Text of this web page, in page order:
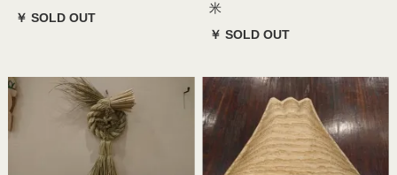
￥ SOLD OUT
米
￥ SOLD OUT